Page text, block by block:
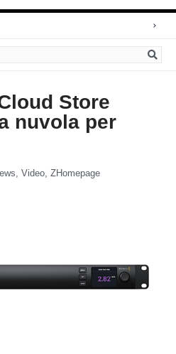
adattatore a
arrivo
Store
nuvola per
, Video, ZHomepage